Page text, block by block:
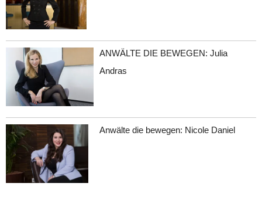
ANWÄLTE DIE BEWEGEN: Julia
Andras
Anwälte die bewegen: Nicole Daniel